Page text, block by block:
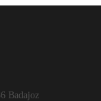
Badajoz